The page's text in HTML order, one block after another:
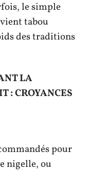
le simple
tabou
des traditions
LA
: CROYANCES
pour
nigelle, ou